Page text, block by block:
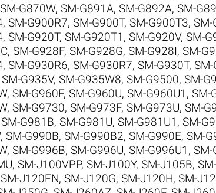
SM-G870W, SM-G891A, SM-G892A, SM-
, SM-G900R7, SM-G900T, SM-G900T3, SM-
, SM-G920T, SM-G920T1 , SM-G920V, SM-
, SM-G928F, SM-G928G, SM-G928I, SM-
, SM-G930R6, SM-G930R7, SM-G930T, SM-
SM-G935V, SM-G935W8, SM-G9500, SM-
, SM-G960F, SM-G960U, SM-G960U1 , SM-
, SM-G9730, SM-G973F, SM-G973U, SM-
SM-G981B, SM-G981U, SM-G981U1 , SM-
, SM-G990B, SM-G990B2, SM-G990E, SM-
, SM-G996B, SM-G996U, SM-G996U1 , SM-
, SM-J100VPP, SM-J100Y, SM-J105B,
SM-J120FN, SM-J120G, SM-J120H, SM-